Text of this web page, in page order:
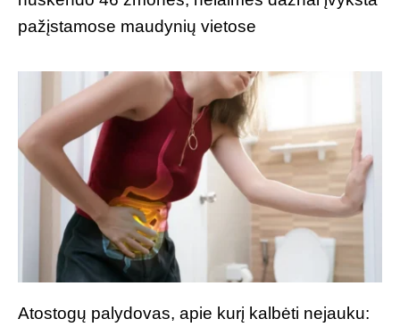
pažįstamose maudynių vietose
Atostogų palydovas, apie kurį kalbėti nejauku: